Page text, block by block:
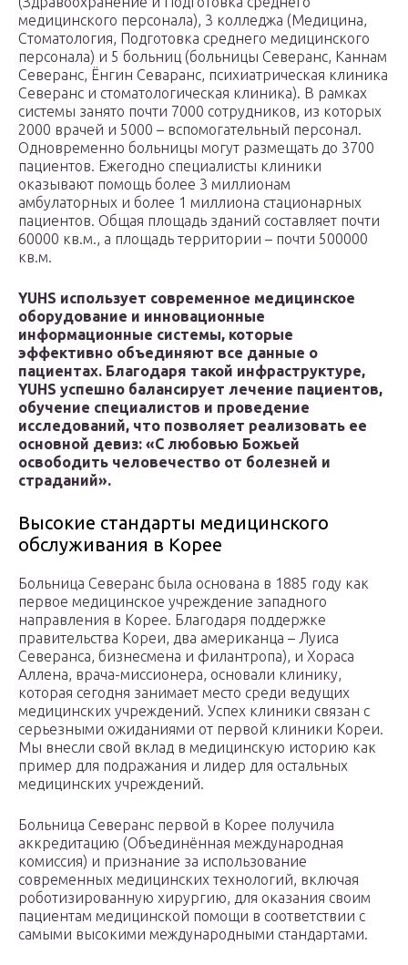
медицинского персонала), 3 колледжа (Медицина,
Стоматология, Подготовка среднего медицинского
персонала) и 5 больниц (больницы Северанс, Каннам
Северанс, Ёнгин Севаранс, психиатрическая клиника
Северанс и стоматологическая клиника). В рамках
системы занято почти 7000 сотрудников, из которых
2000 врачей и 5000 – вспомогательный персонал.
Одновременно больницы могут размещать до 3700
пациентов. Ежегодно специалисты клиники
оказывают помощь более 3 миллионам
амбулаторных и более 1 миллиона стационарных
пациентов. Общая площадь зданий составляет почти
60000 кв.м., а площадь территории – почти 500000
кв.м.
YUHS использует современное медицинское
оборудование и инновационные
информационные системы, которые
эффективно объединяют все данные о
пациентах. Благодаря такой инфраструктуре,
YUHS успешно балансирует лечение пациентов,
обучение специалистов и проведение
исследований, что позволяет реализовать ее
основной девиз: «С любовью Божьей
освободить человечество от болезней и
страданий».
Высокие стандарты медицинского
обслуживания в Корее
Больница Северанс была основана в 1885 году как
первое медицинское учреждение западного
направления в Корее. Благодаря поддержке
правительства Кореи, два американца – Луиса
Северанса, бизнесмена и филантропа), и Хораса
Аллена, врача-миссионера, основали клинику,
которая сегодня занимает место среди ведущих
медицинских учреждений. Успех клиники связан с
серьезными ожиданиями от первой клиники Кореи.
Мы внесли свой вклад в медицинскую историю как
пример для подражания и лидер для остальных
медицинских учреждений.
Больница Северанс первой в Корее получила
аккредитацию (Объединённая международная
комиссия) и признание за использование
современных медицинских технологий, включая
роботизированную хирургию, для оказания своим
пациентам медицинской помощи в соответствии с
самыми высокими международными стандартами.